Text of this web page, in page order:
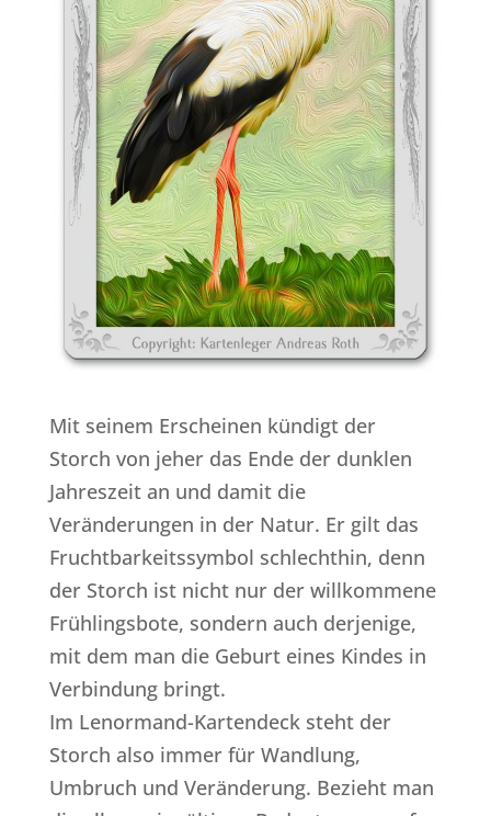
Mit seinem Erscheinen kündigt der
Storch von jeher das Ende der dunklen
Jahreszeit an und damit die
Veränderungen in der Natur. Er gilt das
Fruchtbarkeitssymbol schlechthin, denn
der Storch ist nicht nur der willkommene
Frühlingsbote, sondern auch derjenige,
mit dem man die Geburt eines Kindes in
Verbindung bringt.
Im Lenormand-Kartendeck steht der
Storch also immer für Wandlung,
Umbruch und Veränderung. Bezieht man